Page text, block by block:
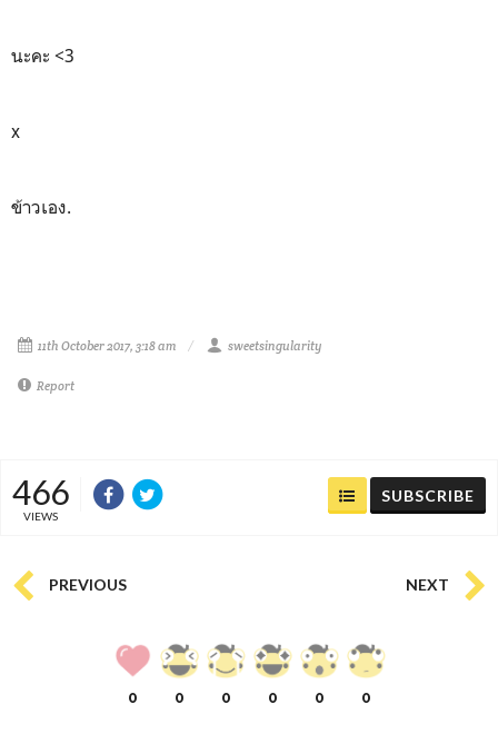
นะคะ <3
x
ข้าวเอง.
11th October 2017, 3:18 am sweetsingularity
Report
466
VIEWS
SUBSCRIBE
PREVIOUS NEXT
0 0 0 0 0 0